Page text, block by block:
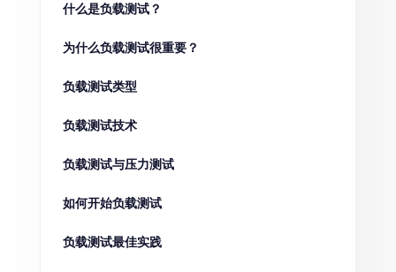
什么是负载测试？
为什么负载测试很重要？
负载测试类型
负载测试技术
负载测试与压力测试
如何开始负载测试
负载测试最佳实践